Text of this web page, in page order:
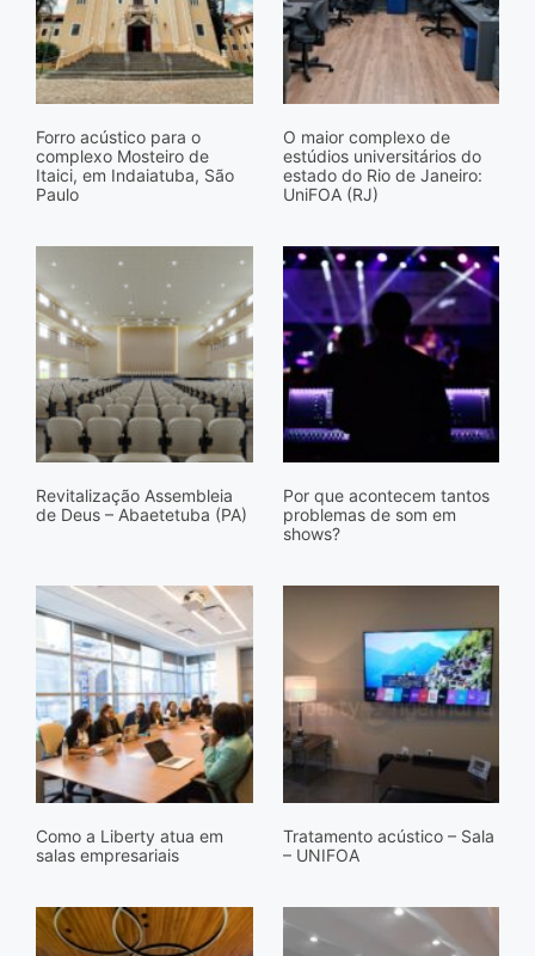
Forro acústico para o
complexo Mosteiro de
Itaici, em Indaiatuba, São
Paulo
O maior complexo de
estúdios universitários do
estado do Rio de Janeiro:
UniFOA (RJ)
Revitalização Assembleia
de Deus – Abaetetuba (PA)
Por que acontecem tantos
problemas de som em
shows?
Como a Liberty atua em
salas empresariais
Tratamento acústico – Sala
– UNIFOA